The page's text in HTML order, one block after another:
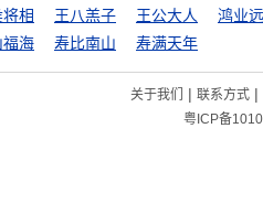
相 王八羔子 王公大人
鸿业
福海 寿比南山 寿满天年
关于我们 | 联系方式|
粤ICP备